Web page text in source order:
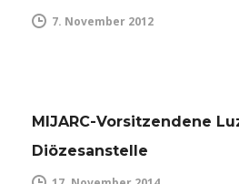
7. November 2012
MIJARC-Vorsitzendene
Diözesanstelle